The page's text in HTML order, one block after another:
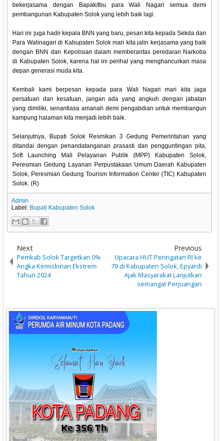
bekerjasama dengan Bapak/Ibu para Wali Nagari semua demi
pembangunan Kabupaten Solok yang lebih baik lagi.
Hari ini juga hadir kepala BNN yang baru, pesan kita kepada Sekda dan
Para Walinagari di Kabupaten Solok mari kita jalin kerjasama yang baik
dengan BNN dan Kepolisian dalam memberantas peredaran Narkoba
di Kabupaten Solok, karena hal ini perihal yang menghancurkan masa
depan generasi muda kita.
Kembali kami berpesan kepada para Wali Nagari mari kita jaga
persatuan dan kesatuan, jangan ada yang angkuh dengan jabatan
yang dimiliki, senantiasa amanah demi pengabdian untuk membangun
kampung halaman kita menjadi lebih baik.
Selanjutnya, Bupati Solok Resmikan 3 Gedung Pemerintahan yang
ditandai dengan penandatanganan prasasti dan pengguntingan pita,
Soft Launching Mall Pelayanan Publik (MPP) Kabupaten Solok,
Peresmian Gedung Layanan Perpustakaan Umum Daerah Kabupaten
Solok, Peresmian Gedung Tourism Information Center (TIC) Kabupaten
Solok. (R)
Admin
Label: Bupati Kabupaten Solok
Next
Pemkab Solok Targetkan 0%
Angka Kemiskinan Ekstrem
Tahun 2024
Previous
Upacara HUT Peringatan RI ke
79 di Kabupaten Solok, Epyardi
Ajak Masyarakat Lanjutkan
semangat Perjuangan